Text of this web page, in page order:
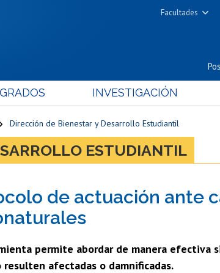
Facultades
Cs.
Cs. Químicas
Filosofía y
Estudios
INVESTIGACIÓN
Dirección de Bienestar y Desarrollo Estudiantil
ESTUDIANTIL
de actuación ante
permite abordar de manera efectiva
resulten afectadas o damnificadas.